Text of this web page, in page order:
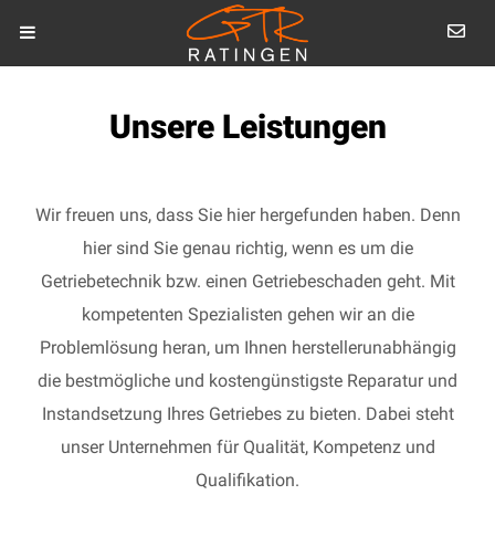
Unsere Leistungen
Wir freuen uns, dass Sie hier hergefunden haben. Denn
hier sind Sie genau richtig, wenn es um die
Getriebetechnik bzw. einen Getriebeschaden geht. Mit
kompetenten Spezialisten gehen wir an die
Problemlösung heran, um Ihnen herstellerunabhängig
die bestmögliche und kostengünstigste Reparatur und
Instandsetzung Ihres Getriebes zu bieten. Dabei steht
unser Unternehmen für Qualität, Kompetenz und
Qualifikation.